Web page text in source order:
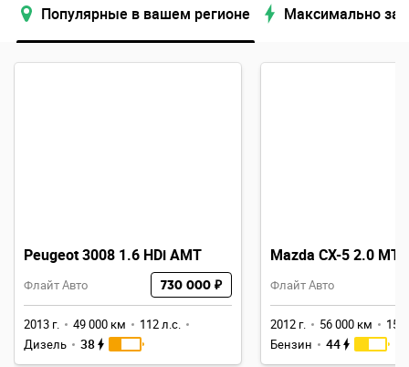
Популярные в вашем регионе Максимально
Peugeot 3008 1.6 HDi AMT
Флайт Авто 730 000 ₽
2013 г. 49 000 км
112 л.с.
Дизель
38
Mazda CX-5 2.0 MT
Флайт Авто
2012 г. 56 000 км
150
Бензин
44